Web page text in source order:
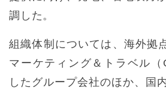
調した。
組織体制については、海外拠
マーケティング＆トラベル（
したグループ会社のほか、国